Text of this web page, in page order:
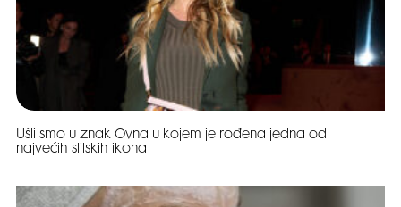
Ušli smo u znak Ovna u kojem je rođena jedna od
najvećih stilskih ikona